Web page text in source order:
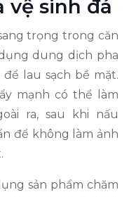
vệ sinh đá
trọng trong căn
dung dịch pha
lau sạch bề mặt.
mạnh có thể làm
ra, sau khi nấu
để không làm ảnh
sản phẩm chăm